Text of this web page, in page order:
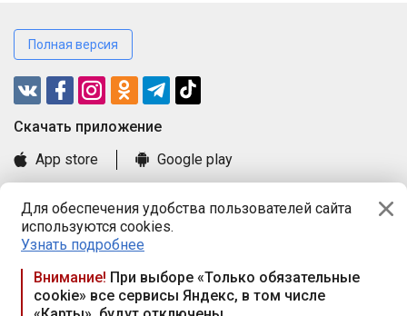
Для обеспечения удобства пользователей сайта
используются cookies.
Узнать подробнее
Внимание! При выборе «Только обязательные
cookie» все сервисы Яндекс, в том числе
Полная версия
Cкачать приложение
App store
Google play
Книга замечаний и предложений
Правила и документы
Praca.by © 2000—2026, ООО «ПРАЦА БАЙ»
Республика Беларусь, 220114, г. Минск, пр-т Независимости
117а, пом. № 9.